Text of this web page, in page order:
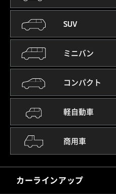
SUV
ミニバン
コンパクト
軽自動車
商用車
カーラインアップ